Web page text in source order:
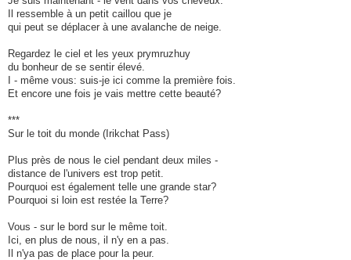
Il ressemble à un petit caillou que je
qui peut se déplacer à une avalanche de neige.
Regardez le ciel et les yeux prymruzhuy
du bonheur de se sentir élevé.
I - même vous: suis-je ici comme la première fois.
Et encore une fois je vais mettre cette beauté?
***
Sur le toit du monde (Irikchat Pass)
Plus près de nous le ciel pendant deux miles -
distance de l'univers est trop petit.
Pourquoi est également telle une grande star?
Pourquoi si loin est restée la Terre?
Vous - sur le bord sur le même toit.
Ici, en plus de nous, il n'y en a pas.
Il n'ya pas de place pour la peur.